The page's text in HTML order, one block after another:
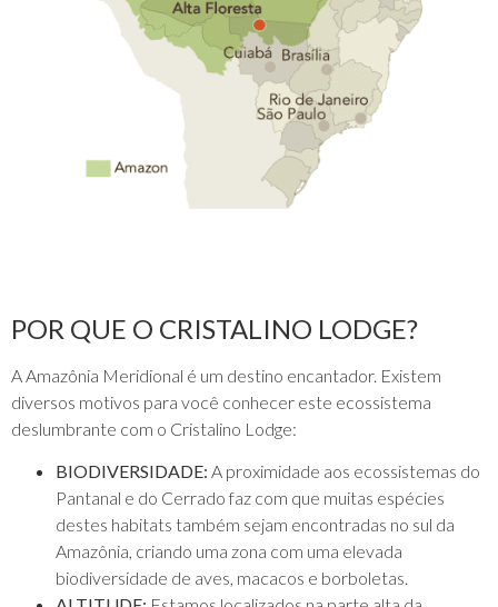
POR QUE O CRISTALINO LODGE?
A Amazônia Meridional é um destino encantador. Existem
diversos motivos para você conhecer este ecossistema
deslumbrante com o Cristalino Lodge:
BIODIVERSIDADE: A proximidade aos ecossistemas do
Pantanal e do Cerrado faz com que muitas espécies
destes habitats também sejam encontradas no sul da
Amazônia, criando uma zona com uma elevada
biodiversidade de aves, macacos e borboletas.